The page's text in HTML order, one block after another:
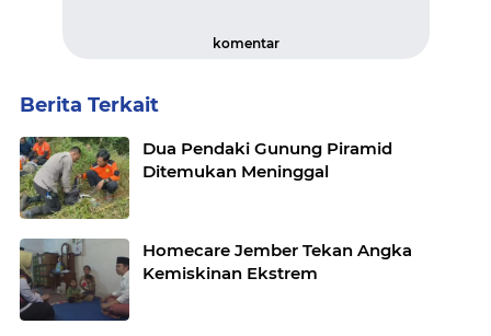
komentar
Berita Terkait
Dua Pendaki Gunung Piramid
Ditemukan Meninggal
Homecare Jember Tekan Angka
Kemiskinan Ekstrem